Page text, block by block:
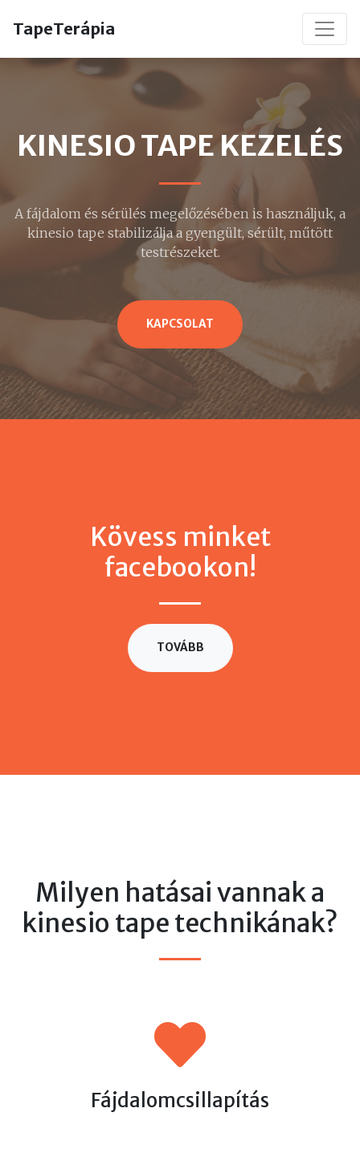
TapeTerápia
KINESIO TAPE KEZELÉS
A fájdalom és sérülés megelőzésében is használjuk, a
kinesio tape stabilizálja a gyengült, sérült, műtött
testrészeket.
KAPCSOLAT
Kövess minket
facebookon!
TOVÁBB
Milyen hatásai vannak a
kinesio tape technikának?
Fájdalomcsillapítás